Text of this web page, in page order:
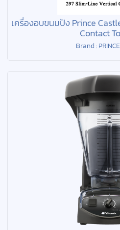
เครื่องอบขนมปัง Prince
Contact
Brand :